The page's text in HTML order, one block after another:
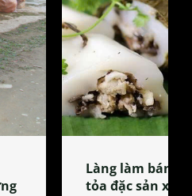
Phú Nhi – nơi lan